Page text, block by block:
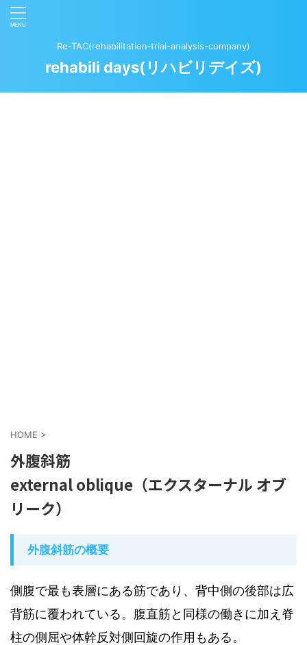
Re-TAC(rehabilitation‐trial-analysis-company)
rehabili days(リハビリデイズ)
HOME >
外腹斜筋
external oblique（エクスターナル オブ
リーク）
外腹斜筋の概要
側腹で最も表層にある筋であり、背中側の後部は広
背筋に覆われている。腹直筋と同様の働きに加え脊
柱の側屈や体幹反対側回旋の作用もある。